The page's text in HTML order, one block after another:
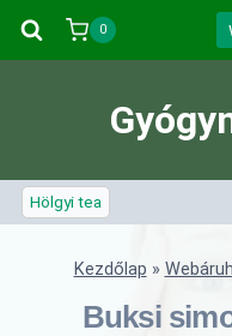
Skip
0
Hölgyi tea
Kezdőlap »
Buksi